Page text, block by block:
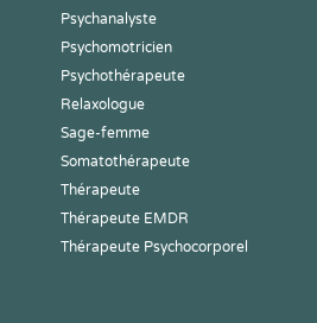
Psychanalyste
Psychomotricien
Psychothérapeute
Relaxologue
Sage-femme
Somatothérapeute
Thérapeute
Thérapeute EMDR
Thérapeute Psychocorporel